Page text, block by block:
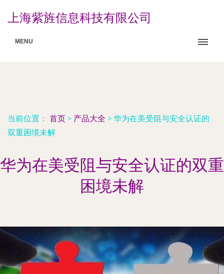
上海紫旌信息科技有限公司
MENU
当前位置： 首页 > 产品大全 > 华为在美受阻与安全认证的
双重困境未解
华为在美受阻与安全认证的双重
困境未解